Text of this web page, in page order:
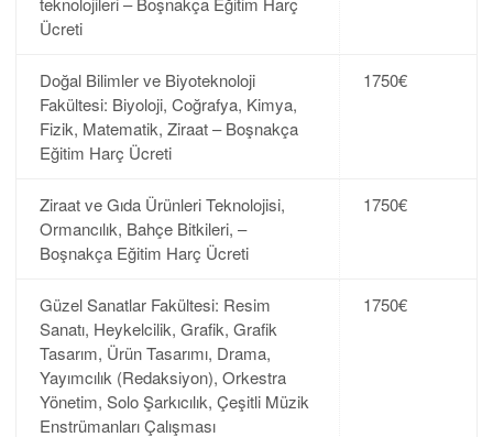
Ücreti
Doğal Bilimler ve Biyoteknoloji
Fakültesi: Biyoloji, Coğrafya, Kimya,
Fizik, Matematik, Ziraat – Boşnakça
Eğitim Harç Ücreti
1750€
Ziraat ve Gıda Ürünleri Teknolojisi,
Ormancılık, Bahçe Bitkileri, –
Boşnakça Eğitim Harç Ücreti
1750€
Güzel Sanatlar Fakültesi: Resim
Sanatı, Heykelcilik, Grafik, Grafik
Tasarım, Ürün Tasarımı, Drama,
Yayımcılık (Redaksiyon), Orkestra
Yönetim, Solo Şarkıcılık, Çeşitli Müzik
Enstrümanları Çalışması
1750€